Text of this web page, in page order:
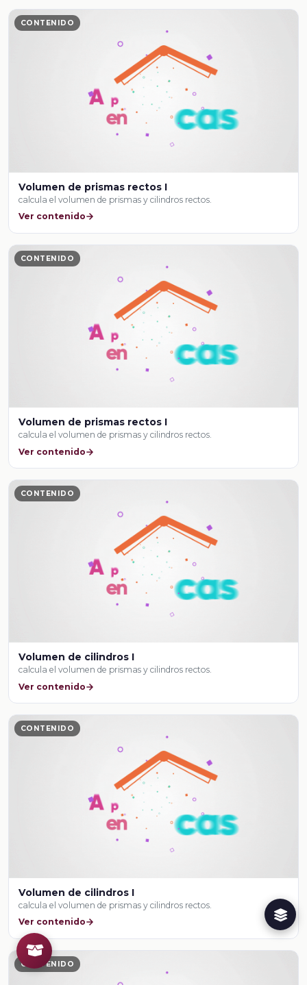
CONTENIDO
Volumen de prismas rectos I
calcula el volumen de prismas y cilindros rectos.
Ver contenido
CONTENIDO
Volumen de prismas rectos I
calcula el volumen de prismas y cilindros rectos.
Ver contenido
CONTENIDO
Volumen de cilindros I
calcula el volumen de prismas y cilindros rectos.
Ver contenido
CONTENIDO
Volumen de cilindros I
calcula el volumen de prismas y cilindros rectos.
Ver contenido
CONTENIDO